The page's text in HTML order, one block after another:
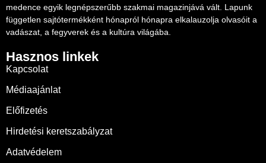
medence egyik legnépszerűbb szakmai magazinjává vált. Lapunk
független sajtótermékként hónapról hónapra elkalauzolja olvasóit a
vadászat, a fegyverek és a kultúra világába.
Hasznos linkek
Kapcsolat
Médiaajánlat
Előfizetés
Hirdetési keretszabályzat
Adatvédelem